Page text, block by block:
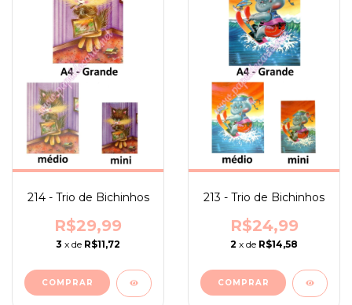
214 - Trio de Bichinhos
R$29,99
3 x de R$11,72
213 - Trio de Bichinhos
R$24,99
2 x de R$14,58